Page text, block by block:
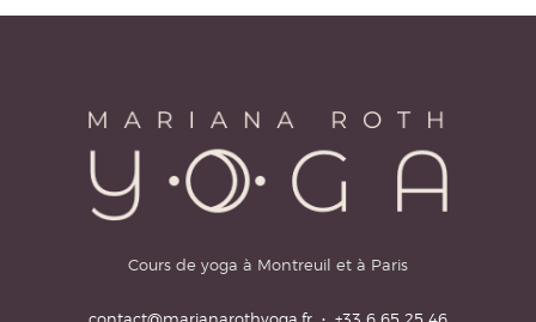
Cours de yoga à Montreuil et à Paris